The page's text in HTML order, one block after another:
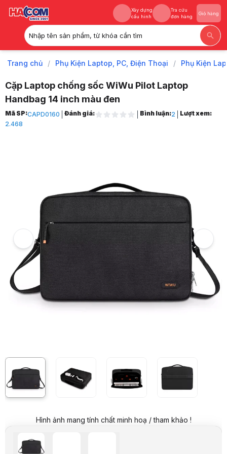
Xây dựng
cấu hình
Tra cứu
đơn hàng
Giỏ hàng
Nhập tên sản phẩm, từ khóa cần tìm
Xây dựng
Tra cứu
Trang chủ / Phụ Kiện Laptop, PC, Điện Thoại / Phụ Kiện
Cặp Laptop chống sốc WiWu Pilot Laptop
Handbag 14 inch màu đen
Trang chủ
1
Cặp Laptop chống sốc WiWu Pilot Laptop Handbag 14 inch màu đen
Hình ảnh và video sản phẩm
Cặp Laptop chống sốc WiWu Pilot Laptop Handbag 14 inch màu đen
Giá niêm yết: 749.000 VND
Giá mua online: 569.000 VND
Tiết kiệm 180.000 VND (-24%)
Giá mua trả góp (6 tháng):
94.834 VND / tháng
Trả góp qua thẻ VISA (12 tháng):
47.417 VND / tháng
Giá đã bao gồm VAT
Mã sản phẩm:CAPD0160
WIWU
Dòng sản phẩm: Cặp xách, chống sốc
Màu: Đen
Thông số kỹ thuật
Thương hiệu
Vải, chống sốc
Mô tả sản phẩm
Phong cách tối giản, màu đen tinh tế, phù hợp với nhiều đối tượng sử
Mã SP:CAPD0160 Đánh giá: Bình luận:2
Lượt xem:
2.468
Hình ảnh mang tính chất minh hoạ / tham khảo !